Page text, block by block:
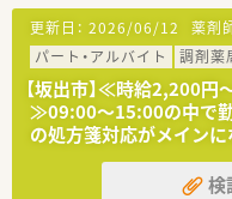
更新日： 2026/06/12 薬剤
パート・アルバイト
調剤薬
【坂出市】≪時給2,200
≫09:00～15:00の中で
の処方箋対応がメイン
検